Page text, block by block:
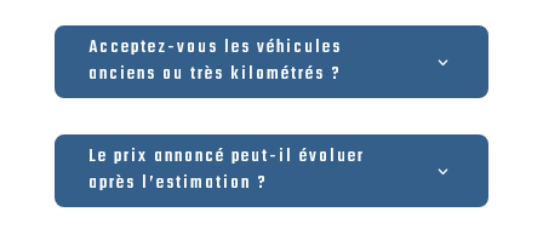
Acceptez-vous les véhicules
anciens ou très kilométrés ?
Le prix annoncé peut-il évoluer
après l’estimation ?